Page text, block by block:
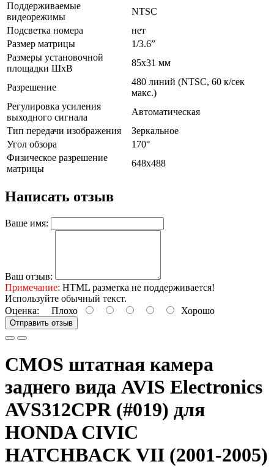
Поддерживаемые
видеорежимы
NTSC
Подсветка номера
нет
Размер матрицы
1/3.6”
Размеры установочной
площадки ШхВ
85х31 мм
Разрешение
480 линий (NTSC, 60 к/сек
макс.)
Регулировка усиления
выходного сигнала
Автоматическая
Тип передачи изображения
Зеркальное
Угол обзора
170°
Физическое разрешение
матрицы
648х488
Написать отзыв
Ваше имя:
Ваш отзыв:
Примечание: HTML разметка не поддерживается!
Используйте обычный текст.
Оценка: Плохо Хорошо
Отправить отзыв
CMOS штатная камера
заднего вида AVIS Electronics
AVS312CPR (#019) для
HONDA CIVIC
HATCHBACK VII (2001-2005)